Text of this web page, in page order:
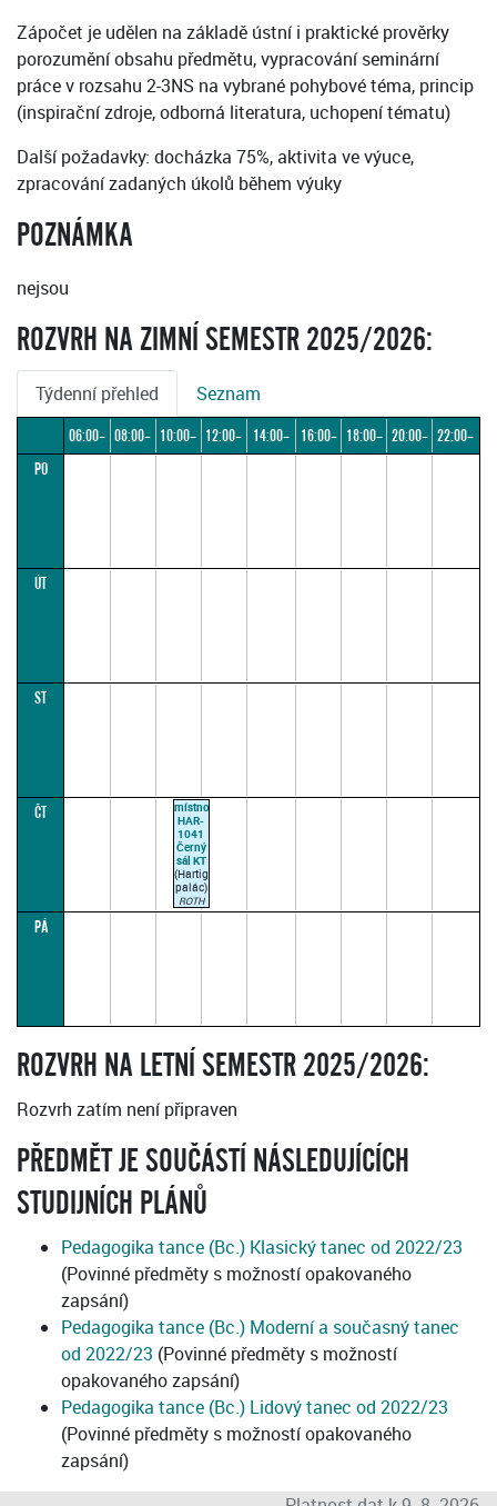
Zápočet je udělen na základě ústní i praktické prověrky
porozumění obsahu předmětu, vypracování seminární
práce v rozsahu 2-3NS na vybrané pohybové téma, princip
(inspirační zdroje, odborná literatura, uchopení tématu)
Další požadavky: docházka 75%, aktivita ve výuce,
zpracování zadaných úkolů během výuky
POZNÁMKA
nejsou
ROZVRH NA ZIMNÍ SEMESTR 2025/2026:
Týdenní přehled Seznam
06:00– 08:00– 10:00– 12:00–
14:00–
16:00– 18:00– 20:00– 22:00–
PO
ÚT
ST
ČT
místnost
HAR-
1041
Černý
sál KT
(Hartigovský
palác)
ROTH
ELBLOVÁ
PÁ
ROZVRH NA LETNÍ SEMESTR 2025/2026:
Rozvrh zatím není připraven
PŘEDMĚT JE SOUČÁSTÍ NÁSLEDUJÍCÍCH
STUDIJNÍCH PLÁNŮ
Pedagogika tance (Bc.) Klasický tanec od 2022/23
(Povinné předměty s možností opakovaného
zapsání)
Pedagogika tance (Bc.) Moderní a současný tanec
od 2022/23 (Povinné předměty s možností
opakovaného zapsání)
Pedagogika tance (Bc.) Lidový tanec od 2022/23
(Povinné předměty s možností opakovaného
zapsání)